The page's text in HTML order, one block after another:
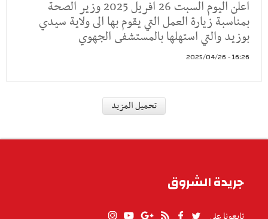
اعلن اليوم السبت 26 افريل 2025 وزير الصحة
بمناسبة زيارة العمل التي يقوم بها الى ولاية سيدي
بوزيد والتي استهلها بالمستشفى الجهوي
16:26 - 2025/04/26